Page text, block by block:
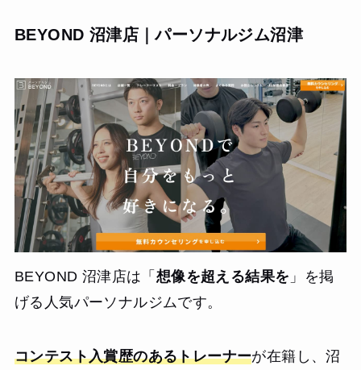
BEYOND 沼津店｜パーソナルジム沼津
BEYOND 沼津店は「 想像を超える結果を 」を掲
げる人気パーソナルジムです。
コンテスト入賞歴のあるトレーナーが在籍し、沼